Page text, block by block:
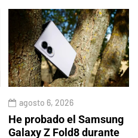
agosto 6, 2026
He probado el Samsung
Galaxy Z Fold8 durante